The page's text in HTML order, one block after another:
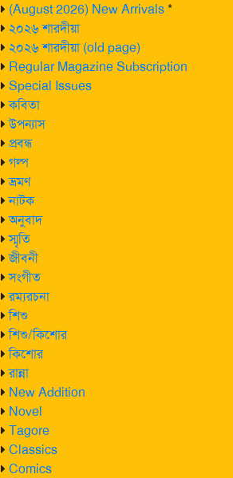
(August 2026) New Arrivals*
২০২৬ শারদীয়া
২০২৬ শারদীয়া (old page)
Regular Magazine Subscription
Special Issues
কবিতা
উপন্যাস
প্রবন্ধ
গল্প
ভ্রমণ
নাটক
অনুবাদ
স্মৃতি
জীবনী
সংগীত
রম্যরচনা
শিশু
শিশু/কিশোর
কিশোর
রান্না
New Addition
Novel
Tagore
Classics
Comics